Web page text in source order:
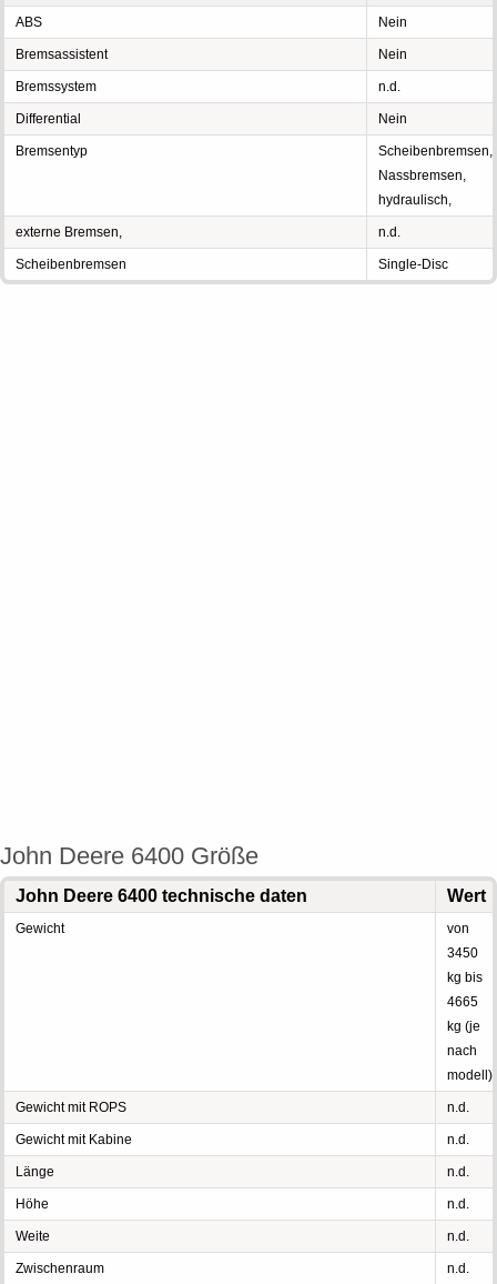
ABS Nein
Bremsassistent Nein
Bremssystem n.d.
Differential Nein
Bremsentyp
Scheibenbremsen,
Nassbremsen,
hydraulisch,
externe Bremsen, n.d.
Scheibenbremsen Single-Disc
John Deere 6400 Größe
John Deere 6400 technische daten Wert
Gewicht
von
3450
kg bis
4665
kg (je
nach
modell)
Gewicht mit ROPS n.d.
Gewicht mit Kabine n.d.
Länge n.d.
Höhe n.d.
Weite n.d.
Zwischenraum n.d.